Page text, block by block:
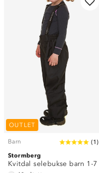
OUTLET
Barn (1 )
Stormberg
Kvitdal selebukse barn 1-7